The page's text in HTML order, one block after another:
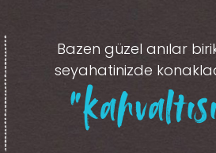
Bazen güzel anılar
seyahatinizde